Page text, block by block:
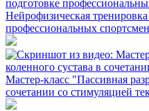
Нейрофизическая
профессиональных
Мастер-класс "Пассивная
сочетании со стимуляцией